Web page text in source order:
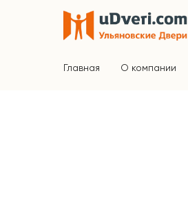
Главная О компании